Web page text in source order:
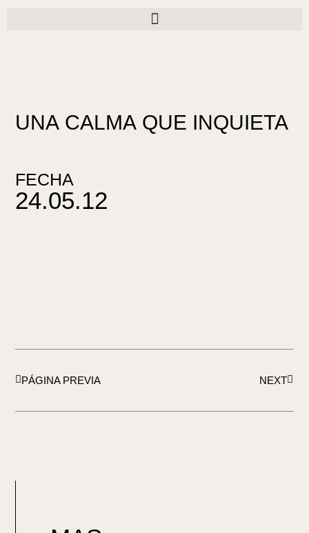
UNA CALMA QUE INQUIETA
FECHA
24.05.12
PÁGINA PREVIA
NEXT